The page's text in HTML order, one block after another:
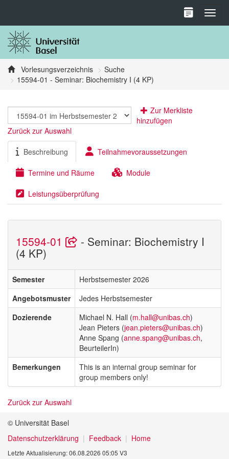
Vorlesungsverzeichnis
Suche
15594-01 - Seminar: Biochemistry I (4 KP)
Zur Merkliste
hinzufügen
Zurück zur Auswahl
Beschreibung Teilnahmevoraussetzungen
Termine und Räume Module
Leistungsüberprüfung
15594-01 - Seminar: Biochemistry I
(4 KP)
Semester
Herbstsemester 2026
Angebotsmuster
Jedes Herbstsemester
Dozierende
Michael N. Hall (m.hall@unibas.ch)
Jean Pieters (jean.pieters@unibas.ch)
Anne Spang (anne.spang@unibas.ch,
BeurteilerIn)
Bemerkungen
This is an internal group seminar for
group members only!
Zurück zur Auswahl
© Universität Basel
Datenschutzerklärung
Feedback Home
Letzte Aktualisierung: 06.08.2026 05:05 V3